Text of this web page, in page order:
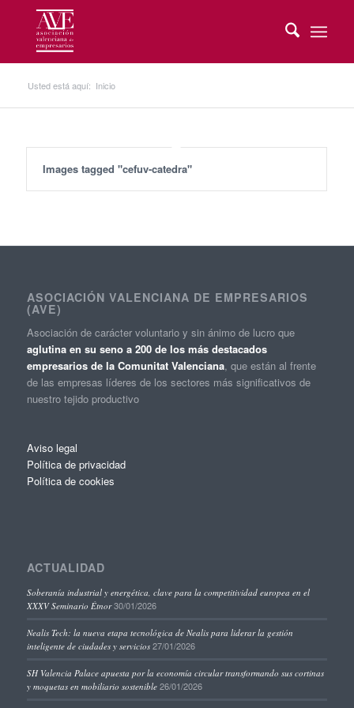
Usted está aquí: Inicio
Images tagged "cefuv-catedra"
ASOCIACIÓN VALENCIANA DE EMPRESARIOS
(AVE)
Asociación de carácter voluntario y sin ánimo de lucro que
aglutina en su seno a 200 de los más destacados
empresarios de la Comunitat Valenciana, que están al frente
de las empresas líderes de los sectores más significativos de
nuestro tejido productivo
Aviso legal
Política de privacidad
Política de cookies
ACTUALIDAD
Soberanía industrial y energética, clave para la competitividad europea en el
XXXV Seminario Étnor 30/01/2026
Nealis Tech: la nueva etapa tecnológica de Nealis para liderar la gestión
inteligente de ciudades y servicios 27/01/2026
SH Valencia Palace apuesta por la economía circular transformando sus cortinas
y moquetas en mobiliario sostenible 26/01/2026